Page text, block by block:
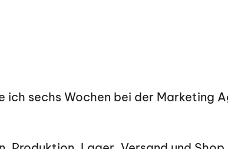
ich sechs Wochen bei der Marketing